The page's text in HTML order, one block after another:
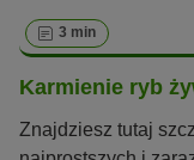
3 min
Karmienie ryb
Znajdziesz tutaj